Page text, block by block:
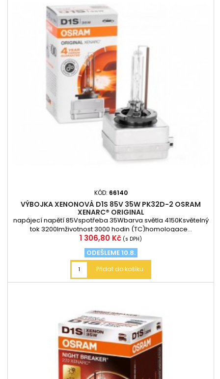
KÓD: 66140
VÝBOJKA XENONOVÁ D1S 85V 35W PK32D-2 OSRAM
XENARC® ORIGINAL
napájecí napětí 85Vspotřeba 35Wbarva světla 4150Ksvětelný
tok 3200lmživotnost 3000 hodin (TC)homologace...
Cena
1 306,80 Kč (s DPH)
ODEŠLEME 10.8.
Přidat do košíku